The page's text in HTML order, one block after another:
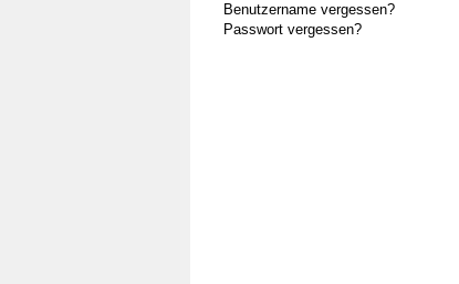
Benutzername vergessen?
Passwort vergessen?